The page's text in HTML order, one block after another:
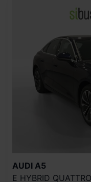
AUDI A5